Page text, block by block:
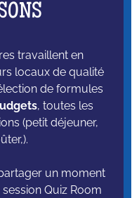
travaillent en
locaux de qualité
de formules
, toutes les
(petit déjeuner,
un moment
Quiz Room